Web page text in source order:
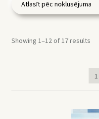
Showing 1–12 of 17 results
1